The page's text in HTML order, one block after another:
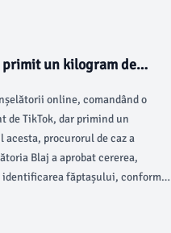
un kilogram de
online, comandând o
de TikTok, dar primind un
procurorul de caz a
Blaj a aprobat cererea,
făptașului, conform